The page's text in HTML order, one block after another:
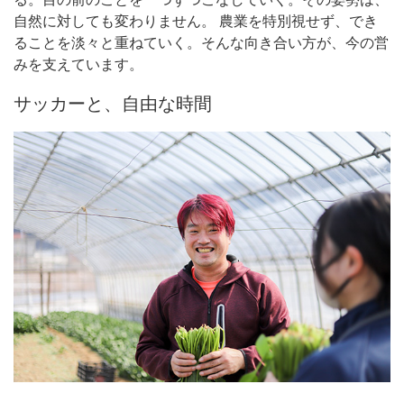
自然に対しても変わりません。 農業を特別視せず、でき
ることを淡々と重ねていく。そんな向き合い方が、今の営
みを支えています。
サッカーと、自由な時間